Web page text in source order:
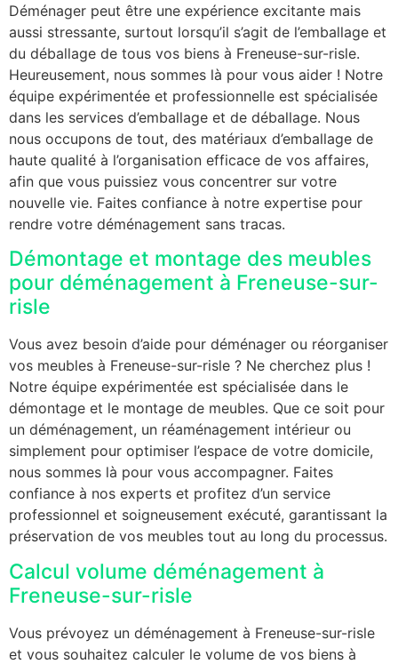
Déménager peut être une expérience excitante mais
aussi stressante, surtout lorsqu’il s’agit de l’emballage et
du déballage de tous vos biens à Freneuse-sur-risle.
Heureusement, nous sommes là pour vous aider ! Notre
équipe expérimentée et professionnelle est spécialisée
dans les services d’emballage et de déballage. Nous
nous occupons de tout, des matériaux d’emballage de
haute qualité à l’organisation efficace de vos affaires,
afin que vous puissiez vous concentrer sur votre
nouvelle vie. Faites confiance à notre expertise pour
rendre votre déménagement sans tracas.
Démontage et montage des meubles
pour déménagement à Freneuse-sur-
risle
Vous avez besoin d’aide pour déménager ou réorganiser
vos meubles à Freneuse-sur-risle ? Ne cherchez plus !
Notre équipe expérimentée est spécialisée dans le
démontage et le montage de meubles. Que ce soit pour
un déménagement, un réaménagement intérieur ou
simplement pour optimiser l’espace de votre domicile,
nous sommes là pour vous accompagner. Faites
confiance à nos experts et profitez d’un service
professionnel et soigneusement exécuté, garantissant la
préservation de vos meubles tout au long du processus.
Calcul volume déménagement à
Freneuse-sur-risle
Vous prévoyez un déménagement à Freneuse-sur-risle
et vous souhaitez calculer le volume de vos biens à